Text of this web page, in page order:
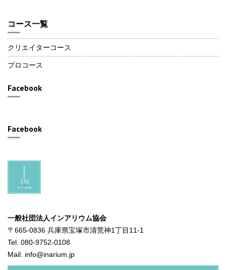
コース一覧
クリエイターコース
プロコース
Facebook
Facebook
一般社団法人インアリウム協会
〒665-0836 兵庫県宝塚市清荒神1丁目11-1
Tel. 080-9752-0108
Mail. info@inarium.jp